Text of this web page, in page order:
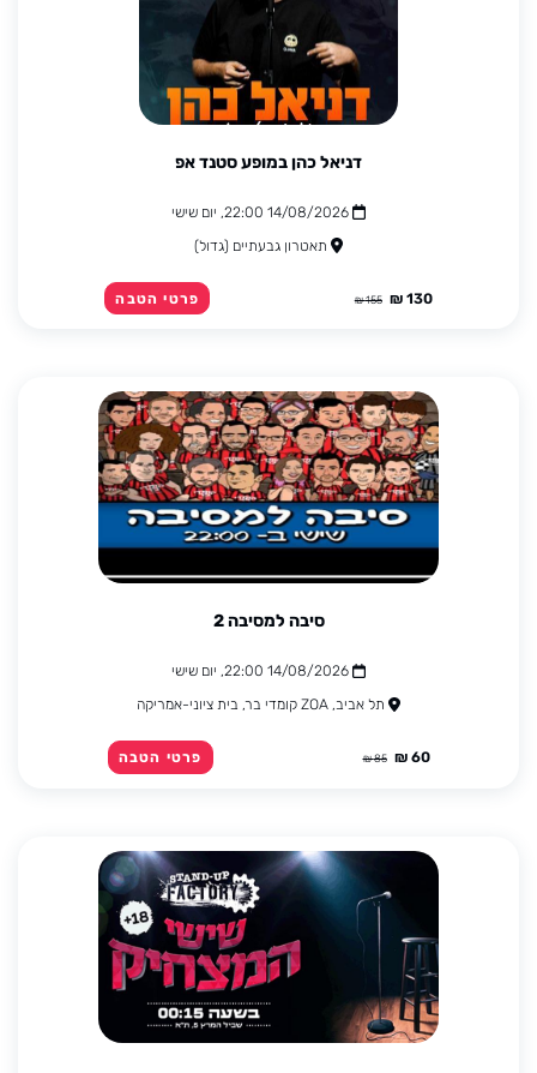
דניאל כהן במופע סטנד אפ
14/08/2026 22:00, יום שישי
תאטרון גבעתיים (גדול)
130 ₪
155 ₪ פרטי הטבה
סיבה למסיבה 2
14/08/2026 22:00, יום שישי
תל אביב, ZOA קומדי בר, בית ציוני-אמריקה
60 ₪
85 ₪ פרטי הטבה